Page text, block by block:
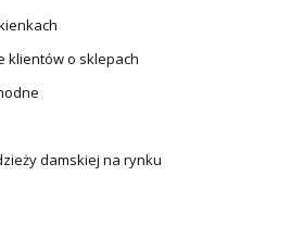
klientów o sklepach
damskiej na rynku